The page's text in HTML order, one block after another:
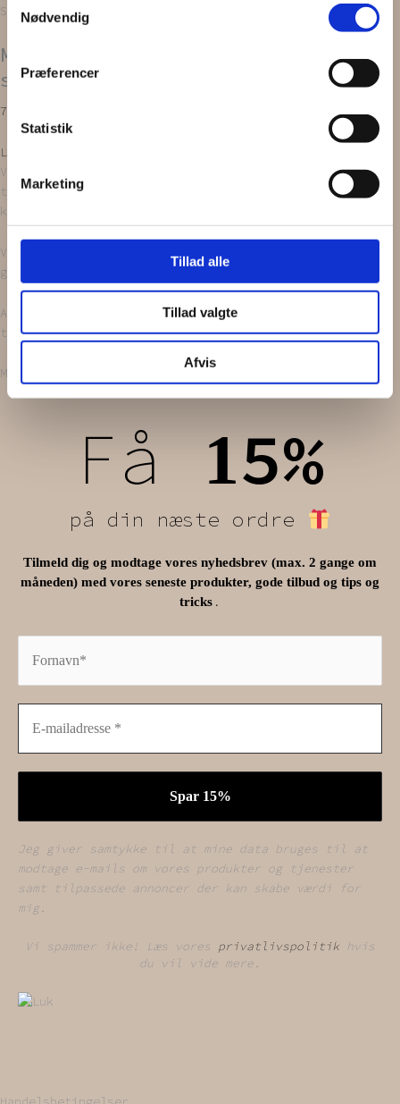
Nødvendig
Præferencer
Statistik
Marketing
Tillad alle
Tillad valgte
Afvis
SCRUNCHIES | Blommefarvet, 2 stk.
MINI SCRUNCHIES | Blommefarvet, 2
stk.
79,00
Læg i kurv
Vores
bliver syet ud af upcyclede
tekstiler. Alt er håndlavet, endda med en stor portion
kærlighed!
Vores tekstiler bliver nøje udvalgt i diverse
genbrugsbutikker.
Alt bliver vasket i neutralt vaskepulver, inden vi
tryller dem om til funkyhår accessories.
Måler omkring 7 cm i diameter.
Få15%
på din næste ordre
Tilmeld dig og modtage vores nyhedsbrev (max. 2 gange om
måneden) med vores seneste produkter, gode tilbud og tips og
tricks .
Jeg giver samtykke til at mine data bruges til at
modtage e-mails om vores produkter og tjenester
samt tilpassede annoncer der kan skabe værdi for
mig.
Vi spammer ikke! Læs vores privatlivspolitik hvis
du vil vide mere.